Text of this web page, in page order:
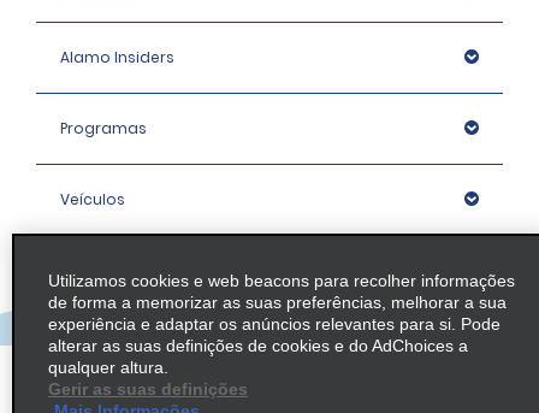
Alamo Insiders
Programas
Veículos
Agências
Empresa
Utilizamos cookies e web beacons para recolher informações
de forma a memorizar as suas preferências, melhorar a sua
experiência e adaptar os anúncios relevantes para si. Pode
alterar as suas definições de cookies e do AdChoices a
qualquer altura.
Gerir as suas definições